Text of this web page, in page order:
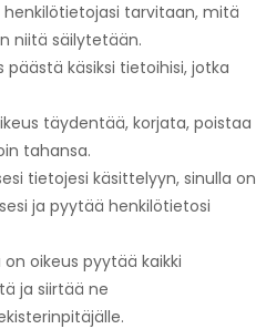
henkilötietojasi tarvitaan, mitä
niitä säilytetään.
päästä käsiksi tietoihisi, jotka
täydentää, korjata, poistaa
tahansa.
tietojesi käsittelyyn, sinulla on
ja pyytää henkilötietosi
oikeus pyytää kaikki
ja siirtää ne